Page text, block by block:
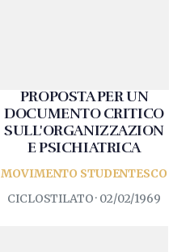
PROPOSTA PER UN
DOCUMENTO CRITICO
SULL'ORGANIZZAZION
E PSICHIATRICA
MOVIMENTO STUDENTESCO
CICLOSTILATO · 02/02/1969